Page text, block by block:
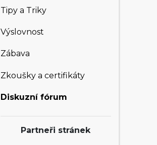
Tipy a Triky
Výslovnost
Zábava
Zkoušky a certifikáty
Diskuzní fórum
Partneři stránek